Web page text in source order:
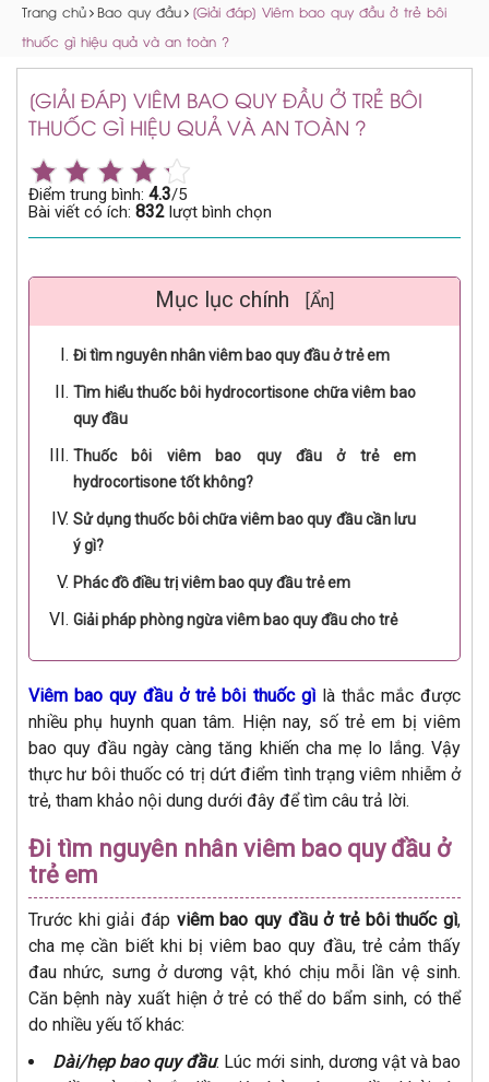
Trang chủ Bao quy đầu
[Giải đáp] Viêm bao quy đầu ở trẻ bôi
thuốc gì hiệu quả và an toàn ?
[GIẢI ĐÁP] VIÊM BAO QUY ĐẦU Ở TRẺ BÔI
THUỐC GÌ HIỆU QUẢ VÀ AN TOÀN ?
Điểm trung bình: 4.3/5
Bài viết có ích: 832 lượt bình chọn
Mục lục chính [Ẩn]
Đi tìm nguyên nhân viêm bao quy đầu ở trẻ em
Tìm hiểu thuốc bôi hydrocortisone chữa viêm bao
quy đầu
Thuốc bôi viêm bao quy đầu ở trẻ em
hydrocortisone tốt không?
Sử dụng thuốc bôi chữa viêm bao quy đầu cần lưu
ý gì?
Phác đồ điều trị viêm bao quy đầu trẻ em
Giải pháp phòng ngừa viêm bao quy đầu cho trẻ
Viêm bao quy đầu ở trẻ bôi thuốc gìlà thắc mắc được
nhiều phụ huynh quan tâm. Hiện nay, số trẻ em bị viêm
bao quy đầu ngày càng tăng khiến cha mẹ lo lắng. Vậy
thực hư bôi thuốc có trị dứt điểm tình trạng viêm nhiễm ở
trẻ, tham khảo nội dung dưới đây để tìm câu trả lời.
Đi tìm nguyên nhân viêm bao quy đầu ở
trẻ em
Trước khi giải đáp viêm bao quy đầu ở trẻ bôi thuốc gì,
cha mẹ cần biết khi bị viêm bao quy đầu, trẻ cảm thấy
đau nhức, sưng ở dương vật, khó chịu mỗi lần vệ sinh.
Căn bệnh này xuất hiện ở trẻ có thể do bẩm sinh, có thể
do nhiều yếu tố khác:
Dài/hẹp bao quy đầu: Lúc mới sinh, dương vật và bao